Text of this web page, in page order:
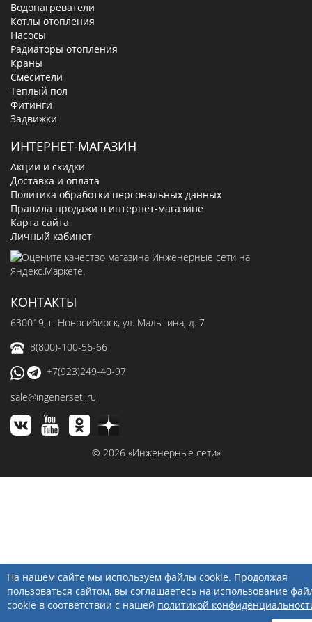
Водонагреватели
Котлы отопления
Насосы
Радиаторы отопления
Краны
Смесители
Теплый пол
Фитинги
Задвижки
ИНТЕРНЕТ-МАГАЗИН
Акции и скидки
Доставка и оплата
Политика обработки персональных данных
Правила продажи в интернет-магазине
Карта сайта
Личный кабинет
КОНТАКТЫ
630019, г. Новосибирск, ул. Малыгина, д. 7
8(800)-100-56-66
+7(923)249-40-97
sale@ingenerseti.ru
© 2026 «Инженерные сети»
На нашем сайте мы используем файлы cookie. Продолжая
пользоваться сайтом, вы соглашаетесь на использование
cookie в соответствии с нашей политикой